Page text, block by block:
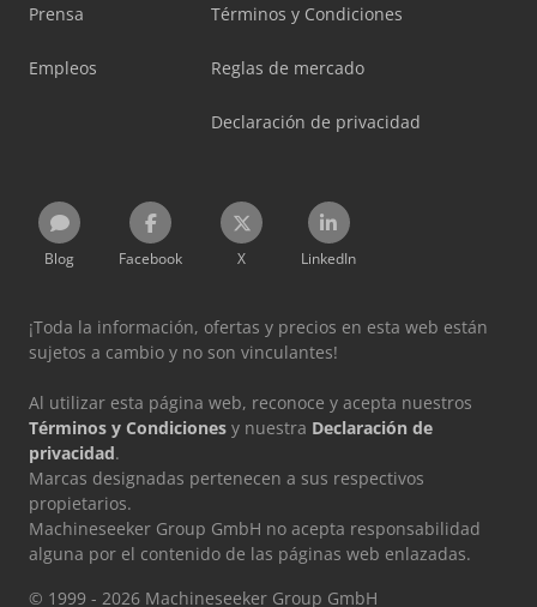
Prensa
Empleos
Términos y Condiciones
Reglas de mercado
Declaración de privacidad
Blog Facebook X LinkedIn
¡Toda la información, ofertas y precios en esta web están
sujetos a cambio y no son vinculantes!
Al utilizar esta página web, reconoce y acepta nuestros
Términos y Condiciones y nuestra Declaración de
privacidad.
Marcas designadas pertenecen a sus respectivos
propietarios.
Machineseeker Group GmbH no acepta responsabilidad
alguna por el contenido de las páginas web enlazadas.
© 1999 - 2026 Machineseeker Group GmbH